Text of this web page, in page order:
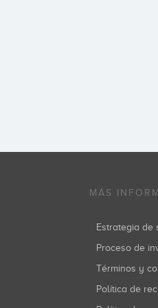
MÁS
Estrategia
Proceso de
Términos y
Política de